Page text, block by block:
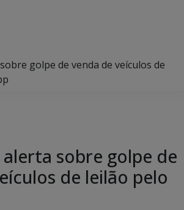
golpe de venda de veículos de
sobre golpe de
de leilão pelo